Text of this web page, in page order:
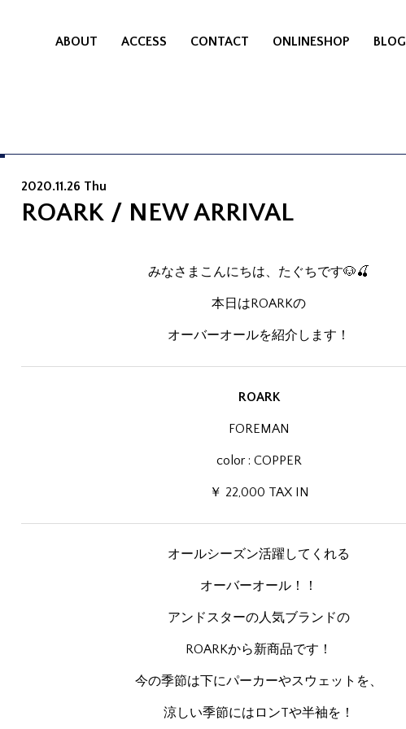
ABOUT ACCESS CONTACT ONLINESHOP BLOG
2020.11.26 Thu
ROARK / NEW ARRIVAL
みなさまこんにちは、たぐちです🐶🍒
本日はROARKの
オーバーオールを紹介します！
ROARK
FOREMAN
color : COPPER
￥ 22,000 TAX IN
オールシーズン活躍してくれる
オーバーオール！！
アンドスターの人気ブランドの
ROARKから新商品です！
今の季節は下にパーカーやスウェットを、
涼しい季節にはロンTや半袖を！